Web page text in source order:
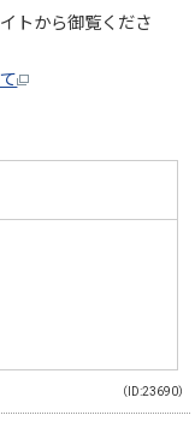
トから御覧くださ
（ID:23690）